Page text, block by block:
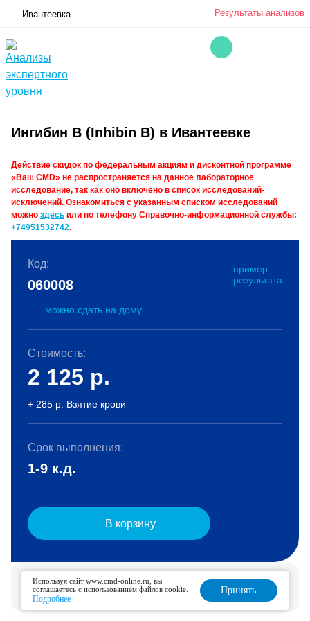
Ивантеевка Результаты анализов
Ингибин B (Inhibin B) в Ивантеевке
Действие скидок по федеральным акциям и дисконтной программе
«Ваш CMD» не распространяется на данное лабораторное
исследование, так как оно включено в список исследований-
исключений. Ознакомиться с указанным списком исследований
можно здесь или по телефону Справочно-информационной службы:
+74951532742.
Код:
пример
результата
060008
можно сдать на дому
Стоимость:
2 125 р.
+ 285 р. Взятие крови
Срок выполнения:
1-9 к.д.
В корзину
Услуга доступна для дозаказа в течение 1 дня.
Подробнее
Используя сайт www.cmd-online.ru, вы
соглашаетесь с использованием файлов cookie.
Подробнее
Принять